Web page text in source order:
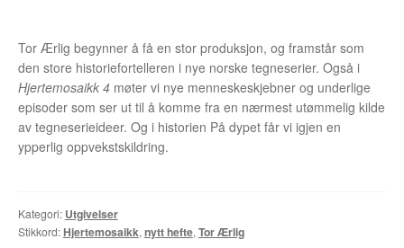
Om Jippi
Kontakt
Reklamebanners
Andrew Page
Tor Ærlig begynner å få en stor produksjon, og framstår som
den store historiefortelleren i nye norske tegneserier. Også i
Hjertemosaikk 4møter vi nye menneskeskjebner og underlige
episoder som ser ut til å komme fra en nærmest utømmelig kilde
av tegneserieideer. Og i historien På dypet får vi igjen en
ypperlig oppvekstskildring.
Kategori: Utgivelser
Stikkord:Hjertemosaikk, nytt hefte, Tor Ærlig